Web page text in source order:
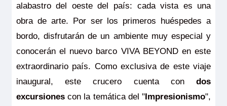
alabastro del oeste del país: cada vista es una
obra de arte. Por ser los primeros huéspedes a
bordo, disfrutarán de un ambiente muy especial y
conocerán el nuevo barco VIVA BEYOND en este
extraordinario país. Como exclusiva de este viaje
inaugural, este crucero cuenta condos
excursionescon la temática del "Impresionismo",